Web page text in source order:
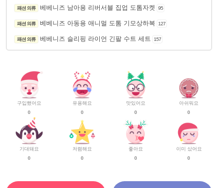
패션 의류 베베니즈 남아용 리버서블 집업 도톰자켓 95
패션 의류 베베니즈 아동용 애니멀 도톰 기모상하복 127
패션 의류 베베니즈 슬리핑 라이언 긴팔 수트 세트 157
구입했어요
0
기대돼요
0
유용해요
0
저렴해요
0
맛있어요
0
좋아요
0
아쉬워요
0
이미 샀어요
0